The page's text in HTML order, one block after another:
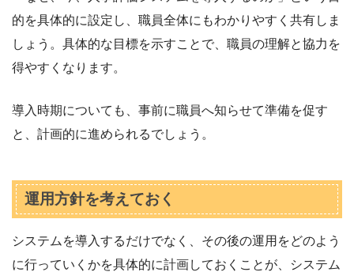
的を具体的に設定し、職員全体にもわかりやすく共有しま
しょう。具体的な目標を示すことで、職員の理解と協力を
得やすくなります。
導入時期についても、事前に職員へ知らせて準備を促す
と、計画的に進められるでしょう。
運用方針を考えておく
システムを導入するだけでなく、その後の運用をどのよう
に行っていくかを具体的に計画しておくことが、システム